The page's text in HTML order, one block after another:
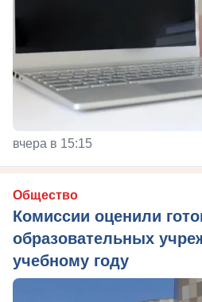
вчера в 15:15
Общество
Комиссии оценили
образовательных
учебному году